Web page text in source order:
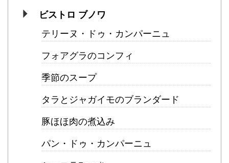
ビストロ ブノワ
テリーヌ・ドゥ・カンパーニュ
フォアグラのコンフィ
季節のスープ
タラとジャガイモのブランダード
豚ほほ肉の煮込み
パン・ドゥ・カンパーニュ